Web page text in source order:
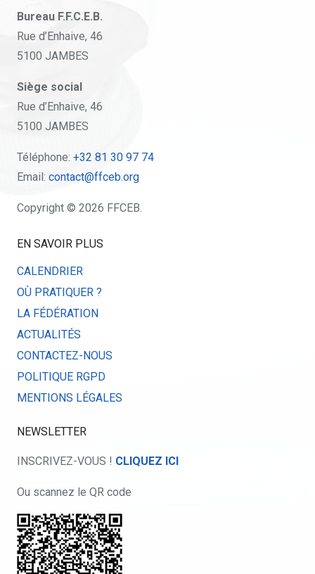
Bureau F.F.C.E.B.
Rue d’Enhaive, 46
5100 JAMBES
Siège social
Rue d’Enhaive, 46
5100 JAMBES
Téléphone: +32 81 30 97 74
Email: contact@ffceb.org
Copyright © 2026 FFCEB.
EN SAVOIR PLUS
CALENDRIER
OÙ PRATIQUER ?
LA FÉDÉRATION
ACTUALITÉS
CONTACTEZ-NOUS
POLITIQUE RGPD
MENTIONS LÉGALES
NEWSLETTER
INSCRIVEZ-VOUS ! CLIQUEZ ICI
Ou scannez le QR code